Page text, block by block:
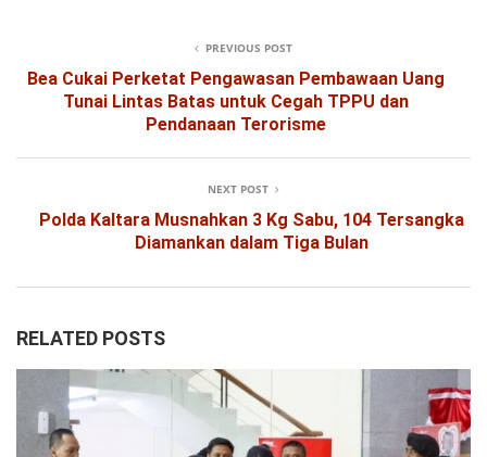
PREVIOUS POST
Bea Cukai Perketat Pengawasan Pembawaan Uang
Tunai Lintas Batas untuk Cegah TPPU dan
Pendanaan Terorisme
NEXT POST
Polda Kaltara Musnahkan 3 Kg Sabu, 104 Tersangka
Diamankan dalam Tiga Bulan
RELATED POSTS